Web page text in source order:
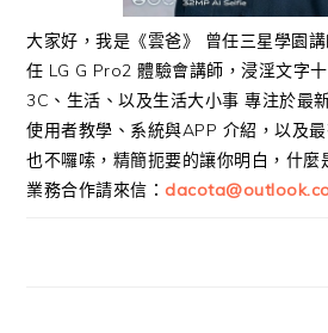
大家好，我是《雲爸》 曾任三星學園
任 LG G Pro2 體驗會講師，浸淫文字
3C、生活、以及生活大小事 專注於最
使用者教學、系統與APP 介紹，以及
也不囉嗦，精簡扼要的讓你明白，什麼
業務合作請來信：